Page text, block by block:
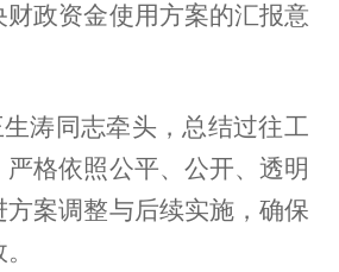
财政资金使用方案的汇报意
生涛同志牵头，总结过往工
严格依照公平、公开、透明
方案调整与后续实施，确保